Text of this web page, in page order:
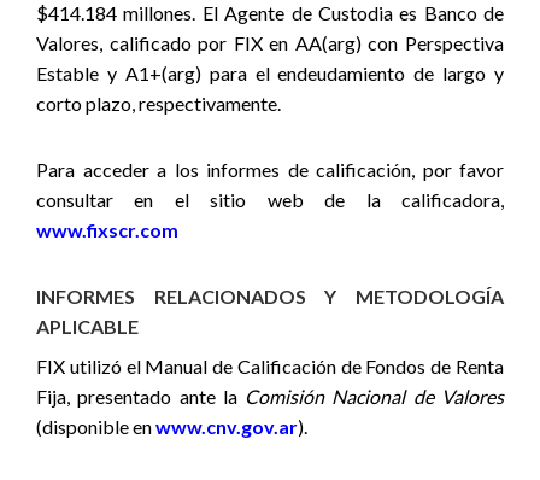
$414.184 millones. El Agente de Custodia es Banco de
Valores, calificado por FIX en AA(arg) con Perspectiva
Estable y A1+(arg) para el endeudamiento de largo y
corto plazo, respectivamente.
Para acceder a los informes de calificación, por favor
consultar en el sitio web de la calificadora,
www.fixscr.com
INFORMES RELACIONADOS Y METODOLOGÍA
APLICABLE
FIX utilizó el Manual de Calificación de Fondos de Renta
Fija, presentado ante la Comisión Nacional de Valores
(disponible enwww.cnv.gov.ar).